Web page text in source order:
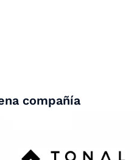
compañía